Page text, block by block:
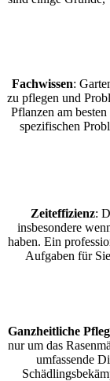
Fachwissen:
zu pflegen und
Pflanzen am
spezifischen
Zeiteffizienz:
insbesondere
haben. Ein
Aufgaben für
Ganzheitliche
nur um das
umfassende